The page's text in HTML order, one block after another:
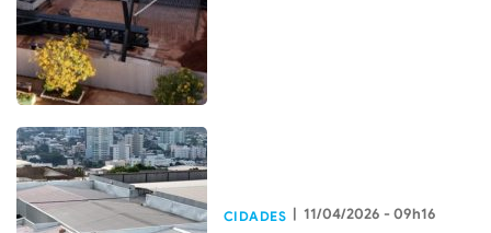
CIDADES | 11/04/2026 - 09h16